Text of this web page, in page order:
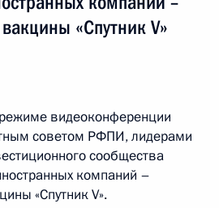
«Спутник V»
видеоконференции
советом РФПИ, лидерами
сообщества
компаний –
«Спутник V».